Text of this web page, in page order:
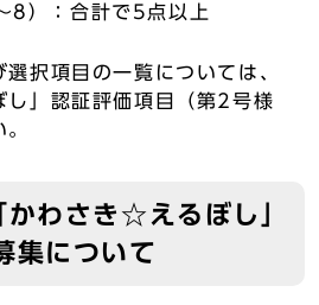
8）：合計で5点以上
択項目の一覧については、
し」認証評価項目（第2号様
わさき☆えるぼし」
集について